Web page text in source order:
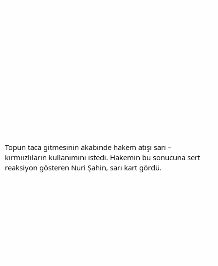
Topun taca gitmesinin akabinde hakem atışı sarı –
kırmıızlıların kullanımını istedi. Hakemin bu sonucuna sert
reaksiyon gösteren Nuri Şahin, sarı kart gördü.